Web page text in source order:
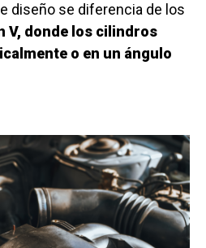
diseño se diferencia de los
V, donde los cilindros
o en un ángulo